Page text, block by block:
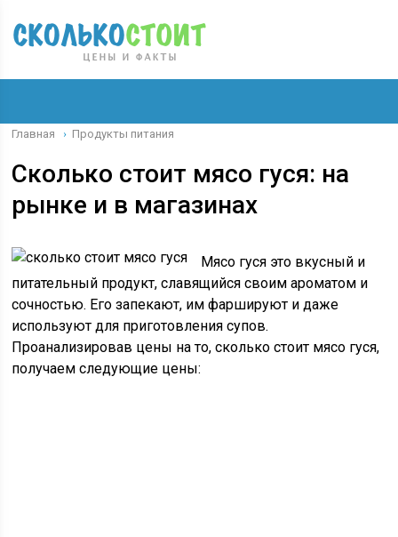
Главная › Продукты питания
Сколько стоит мясо гуся: на
рынке и в магазинах
Мясо гуся это вкусный и
питательный продукт, славящийся своим ароматом и
сочностью. Его запекают, им фаршируют и даже
используют для приготовления супов.
Проанализировав цены на то, сколько стоит мясо гуся,
получаем следующие цены: